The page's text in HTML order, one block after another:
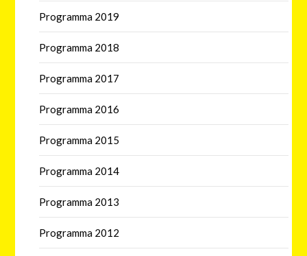
Programma 2019
Programma 2018
Programma 2017
Programma 2016
Programma 2015
Programma 2014
Programma 2013
Programma 2012